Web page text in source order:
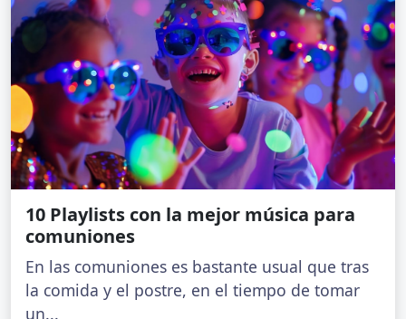
10 Playlists con la mejor música para
comuniones
En las comuniones es bastante usual que tras
la comida y el postre, en el tiempo de tomar
un...